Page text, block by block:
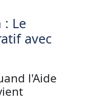
Le
avec
l'Aide